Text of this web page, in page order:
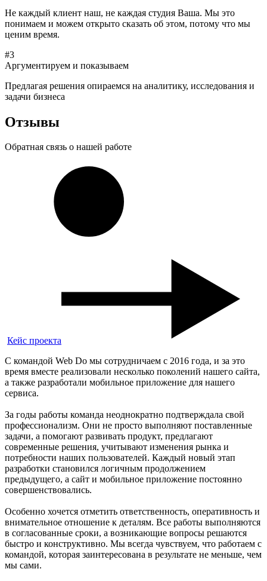
Не каждый клиент наш, не каждая студия Ваша. Мы это
понимаем и можем открыто сказать об этом, потому что мы
ценим время.
#3
Аргументируем и показываем
Предлагая решения опираемся на аналитику, исследования и
задачи бизнеса
Отзывы
Обратная связь о нашей работе
Кейс проекта
С командой Web Do мы сотрудничаем с 2016 года, и за это
время вместе реализовали несколько поколений нашего сайта,
а также разработали мобильное приложение для нашего
сервиса.
За годы работы команда неоднократно подтверждала свой
профессионализм. Они не просто выполняют поставленные
задачи, а помогают развивать продукт, предлагают
современные решения, учитывают изменения рынка и
потребности наших пользователей. Каждый новый этап
разработки становился логичным продолжением
предыдущего, а сайт и мобильное приложение постоянно
совершенствовались.
Особенно хочется отметить ответственность, оперативность и
внимательное отношение к деталям. Все работы выполняются
в согласованные сроки, а возникающие вопросы решаются
быстро и конструктивно. Мы всегда чувствуем, что работаем с
командой, которая заинтересована в результате не меньше, чем
мы сами.